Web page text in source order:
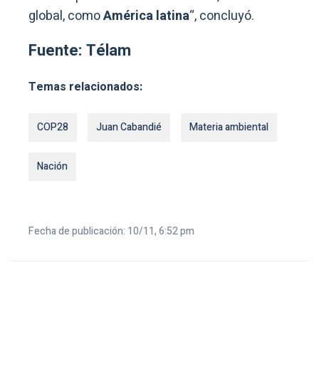
global, comoAmérica latina“, concluyó.
Fuente: Télam
Temas relacionados:
COP28 Juan Cabandié Materia ambiental
Nación
Fecha de publicación: 10/11, 6:52 pm